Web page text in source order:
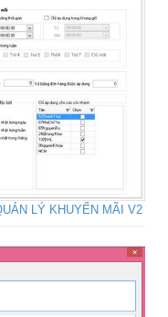
LÝ KHUYẾN MÃI V2